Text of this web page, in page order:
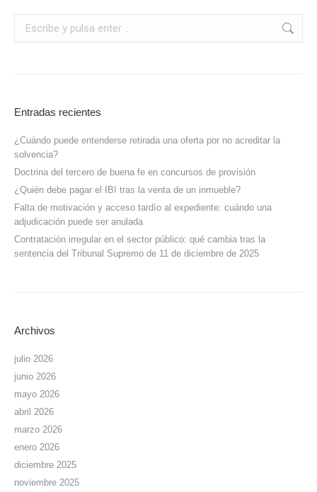
Entradas recientes
¿Cuándo puede entenderse retirada una oferta por no acreditar la
solvencia?
Doctrina del tercero de buena fe en concursos de provisión
¿Quién debe pagar el IBI tras la venta de un inmueble?
Falta de motivación y acceso tardío al expediente: cuándo una
adjudicación puede ser anulada
Contratación irregular en el sector público: qué cambia tras la
sentencia del Tribunal Supremo de 11 de diciembre de 2025
Archivos
julio 2026
junio 2026
mayo 2026
abril 2026
marzo 2026
enero 2026
diciembre 2025
noviembre 2025